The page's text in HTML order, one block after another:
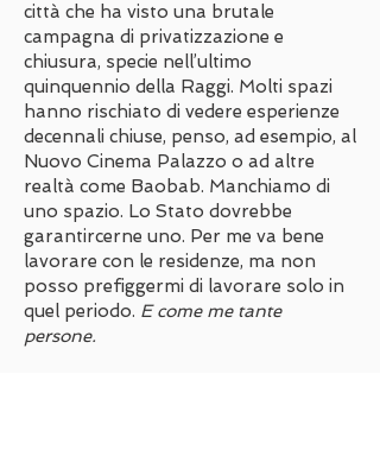
città che ha visto una brutale
campagna di privatizzazione e
chiusura, specie nell’ultimo
quinquennio della Raggi. Molti spazi
hanno rischiato di vedere esperienze
decennali chiuse, penso, ad esempio, al
Nuovo Cinema Palazzo o ad altre
realtà come Baobab. Manchiamo di
uno spazio. Lo Stato dovrebbe
garantircerne uno. Per me va bene
lavorare con le residenze, ma non
posso prefiggermi di lavorare solo in
quel periodo. E come me tante
persone.